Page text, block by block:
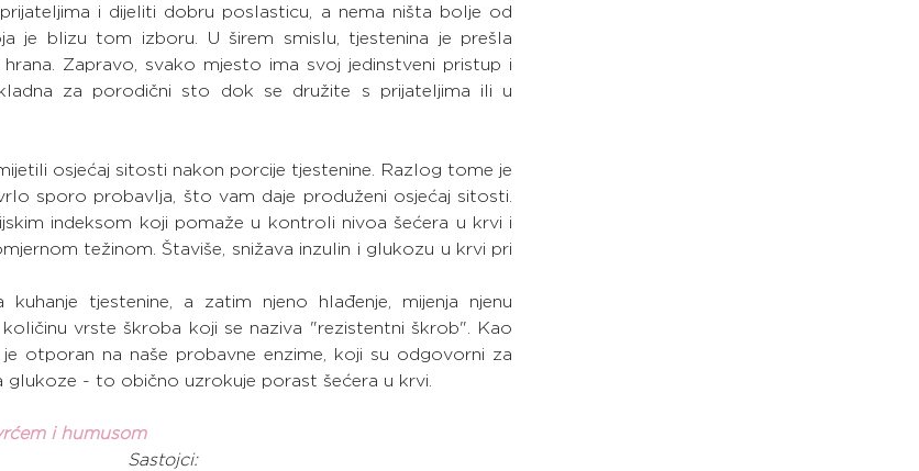
i dijeliti dobru poslasticu, a nema ništa bolje od
je blizu tom izboru. U širem smislu, tjestenina je prešla
Zapravo, svako mjesto ima svoj jedinstveni pristup i
za porodični sto dok se družite s prijateljima ili u
osjećaj sitosti nakon porcije tjestenine. Razlog tome je
sporo probavlja, što vam daje produženi osjećaj sitosti.
indeksom koji pomaže u kontroli nivoa šećera u krvi i
težinom. Štaviše, snižava inzulin i glukozu u krvi pri
tjestenine, a zatim njeno hlađenje, mijenja njenu
vrste škroba koji se naziva "rezistentni škrob". Kao
otporan na naše probavne enzime, koji su odgovorni za
glukoze - to obično uzrokuje porast šećera u krvi.
i humusom
Sastojci: